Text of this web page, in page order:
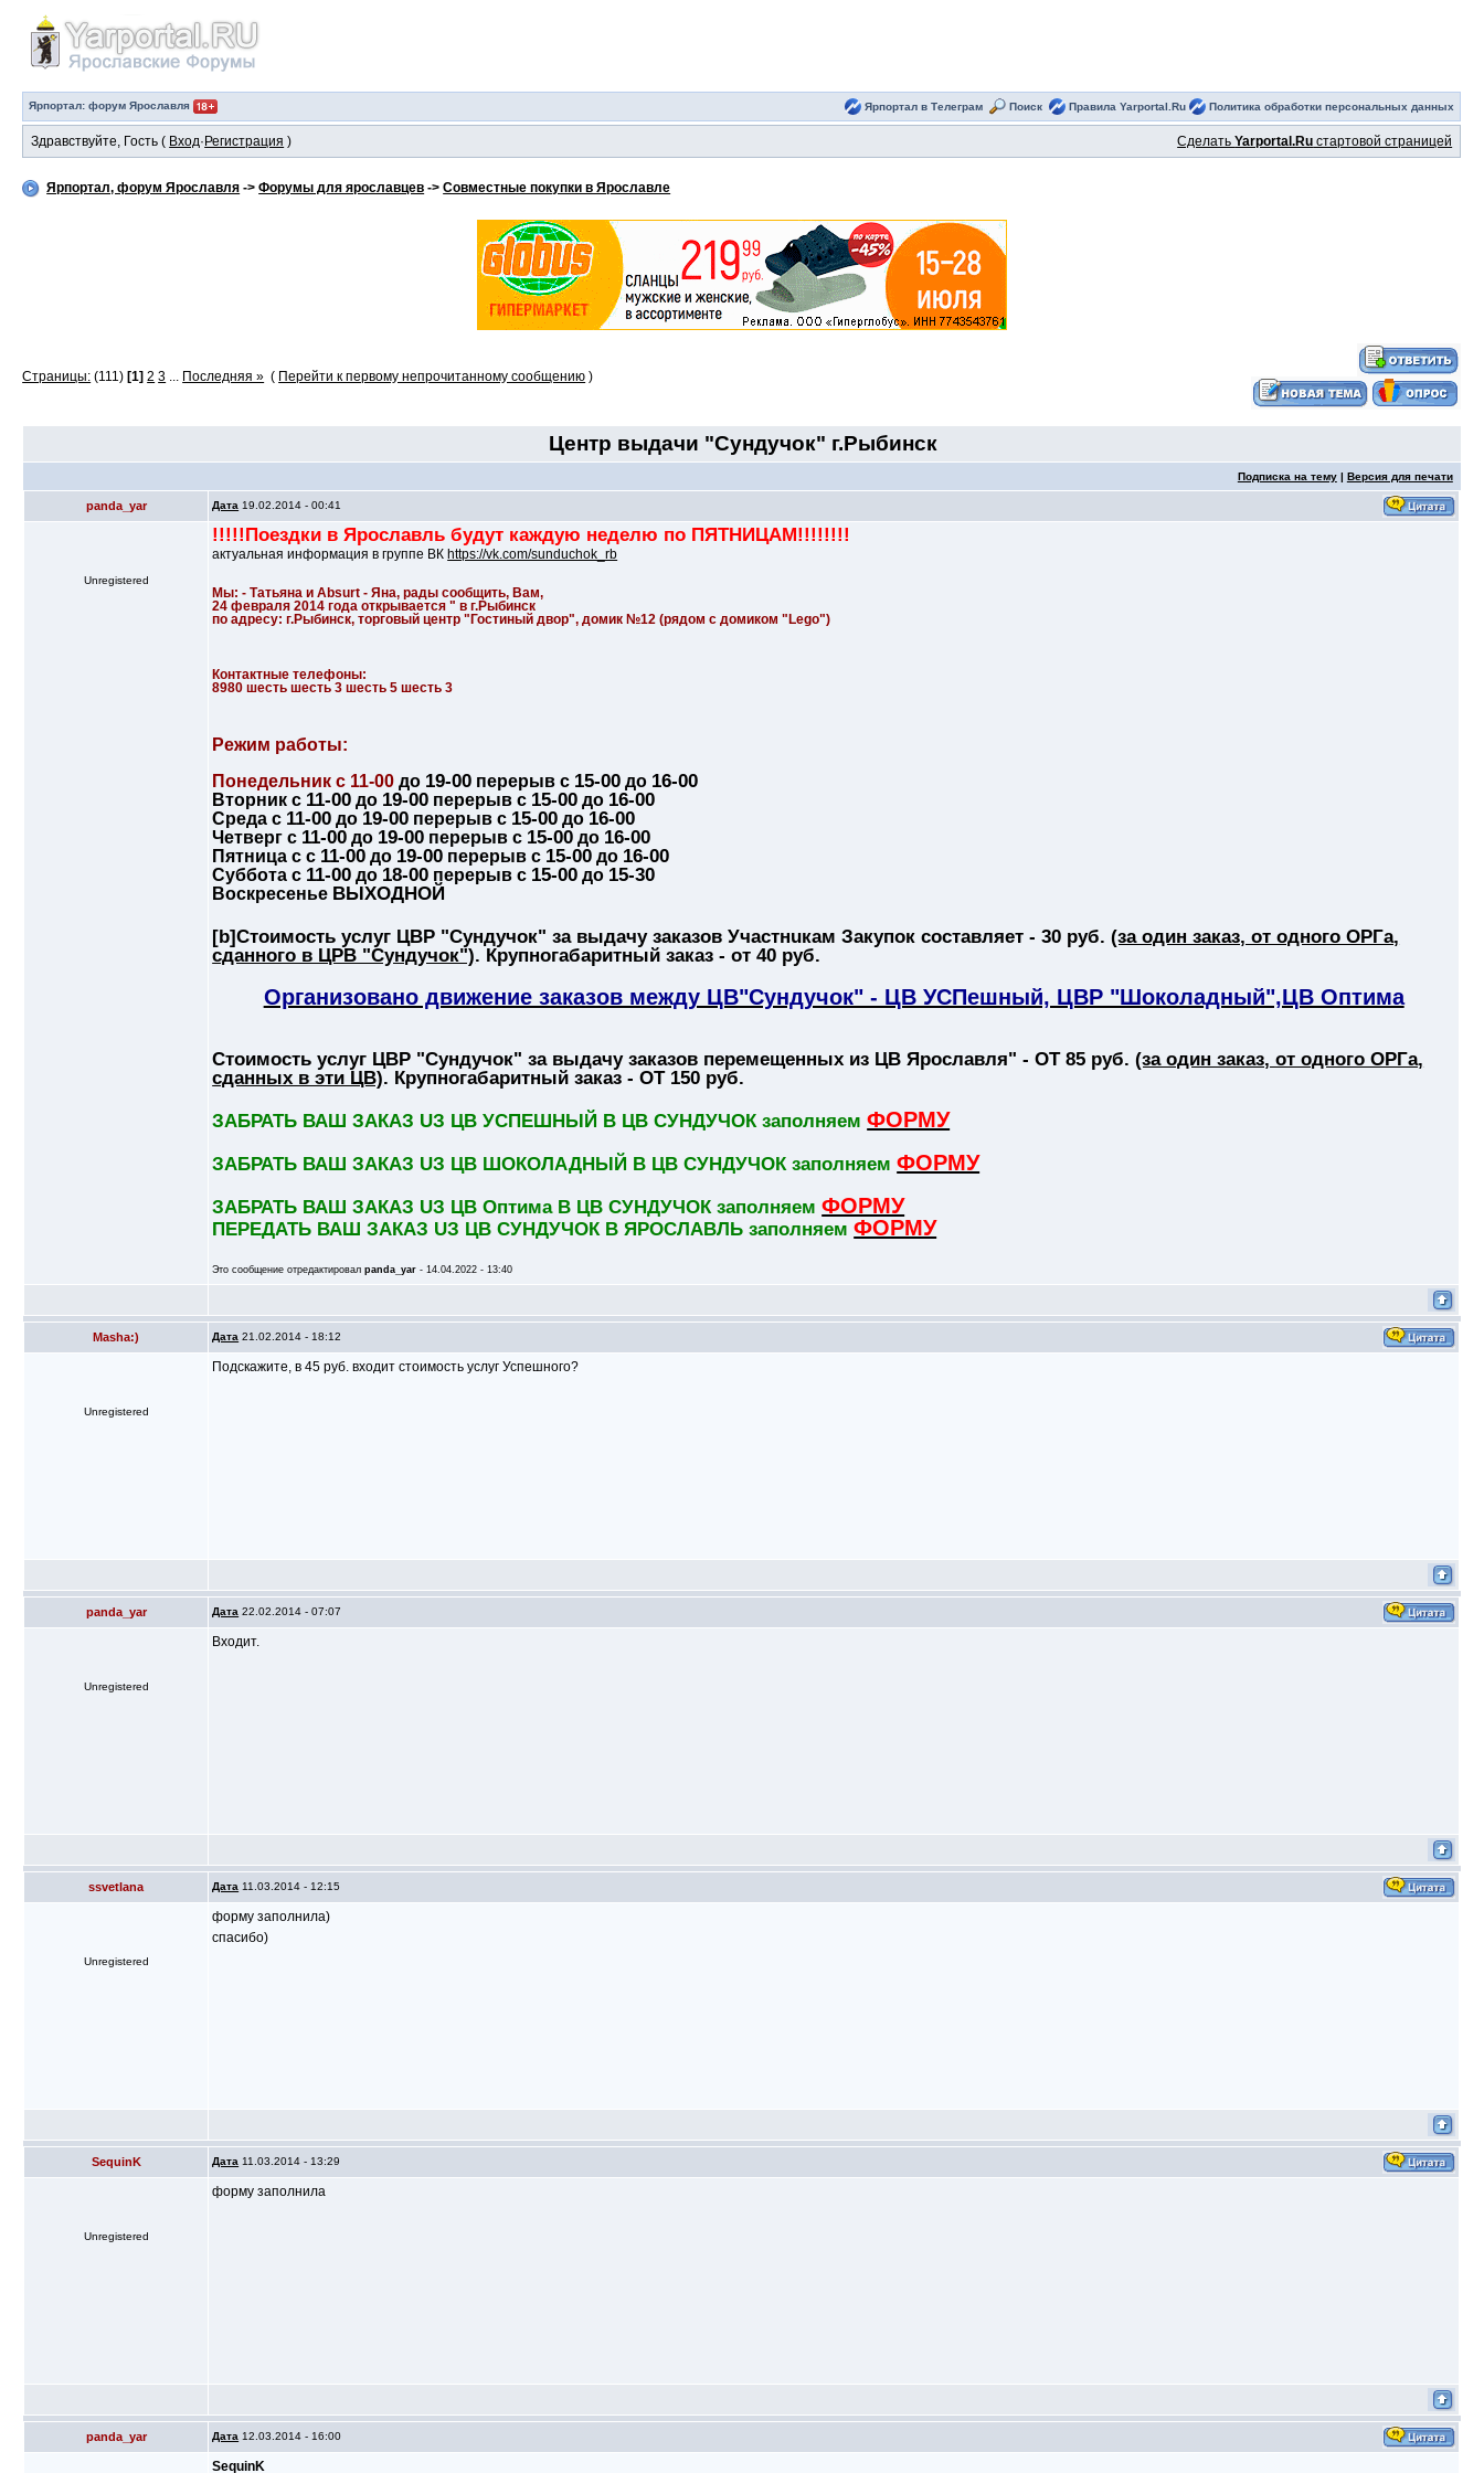
Ярпортал: форум Ярославля Ярпортал в Телеграм Поиск Правила Yarportal.Ru Политика обработки персональных данных
Здравствуйте, Гость ( Вход· Регистрация ) СделатьYarportal.Ru стартовой страницей
Ярпортал, форум Ярославля ->Форумы для ярославцев ->Совместные покупки в Ярославле
Страницы: (111) [1] 2 3 ... Последняя » ( Перейти к первому непрочитанному сообщению )
Центр выдачи "Сундучок" г.Рыбинск
Подписка на тему| Версия для печати
panda_yar Дата 19.02.2014 - 00:41
Unregistered
!!!!!Поездки в Ярославль будут каждую неделю по ПЯТНИЦАМ!!!!!!!!
актуальная информация в группе ВК https://vk.com/sunduchok_rb
Мы: - Татьяна и Absurt - Яна, рады сообщить, Вам,
24 февраля 2014 года открывается " в г.Рыбинск
по адресу: г.Рыбинск, торговый центр "Гостиный двор", домик №12 (рядом с домиком "Lego")
Контактные телефоны:
8980 шесть шесть 3 шесть 5 шесть 3
Режим работы:
Понедельник с 11-00 до 19-00 перерыв с 15-00 до 16-00
Вторник с 11-00 до 19-00 перерыв с 15-00 до 16-00
Среда с 11-00 до 19-00 перерыв с 15-00 до 16-00
Четверг с 11-00 до 19-00 перерыв с 15-00 до 16-00
Пятница с с 11-00 до 19-00 перерыв с 15-00 до 16-00
Суббота с 11-00 до 18-00 перерыв с 15-00 до 15-30
Воскресенье ВЫХОДНОЙ
[b]Стоимость услуг ЦВР "Сундучок" за выдачу заказов Участнuкам Закупок составляет - 30 руб.(за один заказ, от одного ОРГа,
сданного в ЦРВ "Сундучок"). Крупногабаритный заказ - от 40 руб.
Организовано движение заказов между ЦВ"Сундучок" - ЦВ УСПешный, ЦВР "Шоколадный",ЦВ Оптима
Стоимость услуг ЦВР "Сундучок" за выдачу заказов перемещенных из ЦВ Ярославля" - ОТ 85 руб.(за один заказ, от одного ОРГа,
сданных в эти ЦВ). Крупногабаритный заказ - ОТ 150 руб.
ЗАБРАТЬ ВАШ ЗАКАЗ UЗ ЦВ УСПЕШНЫЙ В ЦВ СУНДУЧОК заполняем ФОРМУ
ЗАБРАТЬ ВАШ ЗАКАЗ UЗ ЦВ ШОКОЛАДНЫЙ В ЦВ СУНДУЧОК заполняем ФОРМУ
ЗАБРАТЬ ВАШ ЗАКАЗ UЗ ЦВ Оптима В ЦВ СУНДУЧОК заполняем ФОРМУ
ПЕРЕДАТЬ ВАШ ЗАКАЗ UЗ ЦВ СУНДУЧОК В ЯРОСЛАВЛЬ заполняем ФОРМУ
Это сообщение отредактировалpanda_yar - 14.04.2022 - 13:40
Masha:) Дата 21.02.2014 - 18:12
Unregistered
Подскажите, в 45 руб. входит стоимость услуг Успешного?
panda_yar Дата 22.02.2014 - 07:07
Unregistered
Входит.
ssvetlana Дата 11.03.2014 - 12:15
Unregistered
форму заполнила)
спасибо)
SequinK Дата 11.03.2014 - 13:29
Unregistered
форму заполнила
panda_yar Дата 12.03.2014 - 16:00
SequinK